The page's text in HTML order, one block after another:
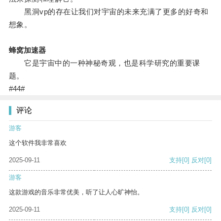
黑洞vp的存在让我们对宇宙的未来充满了更多的好奇和
想象。
蜂窝加速器
它是宇宙中的一种神秘奇观，也是科学研究的重要课
题。
#44#
评论
游客
这个软件我非常喜欢
2025-09-11 支持[0] 反对[0]
游客
这款游戏的音乐非常优美，听了让人心旷神怡。
2025-09-11 支持[0] 反对[0]